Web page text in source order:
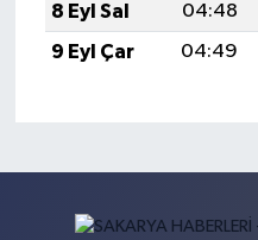
8 Eyl Sal
04:48
9 Eyl Çar
04:49